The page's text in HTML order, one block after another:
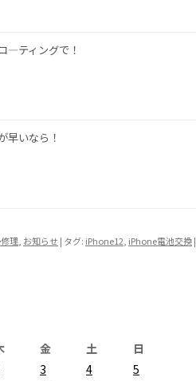
―ティングで！
早いなら！
理 お知らせ | タグ: iPhone12 iPhone電池交換|
金 土
日
3 4
5